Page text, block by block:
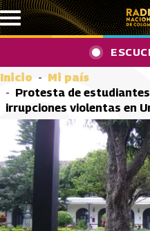
Pasar al contenido principal
Inicio
Mi país
Protesta de
irrupciones violentas en